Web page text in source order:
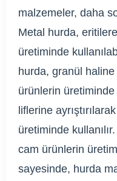
malzemeler, daha
Metal hurda,
üretiminde
hurda, granül
ürünlerin üretiminde
liflerine
üretiminde
cam ürünlerin
sayesinde, hurda